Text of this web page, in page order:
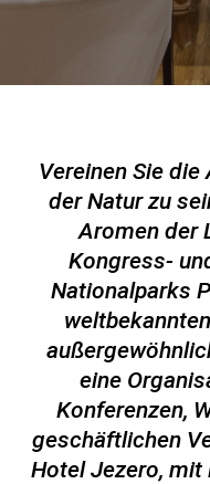
Vereinen Sie die
der Natur zu
Aromen der
Kongress-
Nationalparks
eine
Konferenzen,
geschäftlichen
Hotel Jezero,